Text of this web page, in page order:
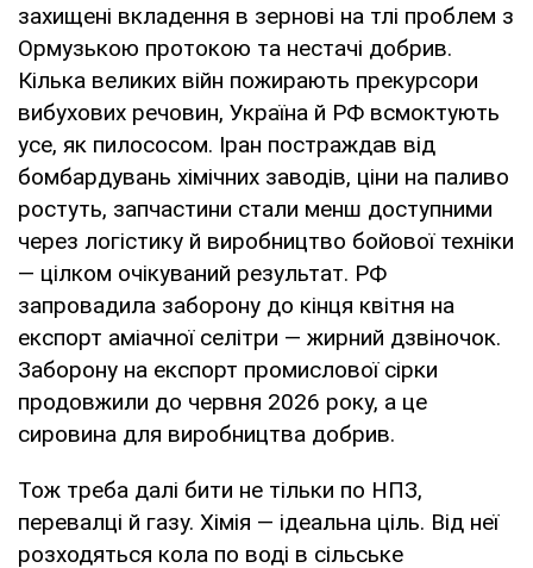
захищені вкладення в зернові на тлі проблем з
Ормузькою протокою та нестачі добрив.
Кілька великих війн пожирають прекурсори
вибухових речовин, Україна й РФ всмоктують
усе, як пилососом. Іран постраждав від
бомбардувань хімічних заводів, ціни на паливо
ростуть, запчастини стали менш доступними
через логістику й виробництво бойової техніки
— цілком очікуваний результат. РФ
запровадила заборону до кінця квітня на
експорт аміачної селітри — жирний дзвіночок.
Заборону на експорт промислової сірки
продовжили до червня 2026 року, а це
сировина для виробництва добрив.
Тож треба далі бити не тільки по НПЗ,
перевалці й газу. Хімія — ідеальна ціль. Від неї
розходяться кола по воді в сільське